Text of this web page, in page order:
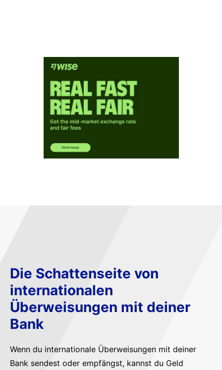
Die Schattenseite von
internationalen
Überweisungen mit deiner
Bank
Wenn du internationale Überweisungen mit deiner
Bank sendest oder empfängst, kannst du Geld